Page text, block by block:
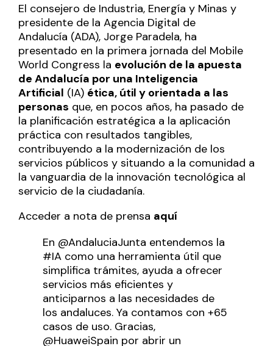
El consejero de Industria, Energía y Minas y
presidente de la Agencia Digital de
Andalucía (ADA), Jorge Paradela, ha
presentado en la primera jornada del Mobile
World Congress la evolución de la apuesta
de Andalucía por una Inteligencia
Artificial (IA) ética, útil y orientada a las
personas que, en pocos años, ha pasado de
la planificación estratégica a la aplicación
práctica con resultados tangibles,
contribuyendo a la modernización de los
servicios públicos y situando a la comunidad a
la vanguardia de la innovación tecnológica al
servicio de la ciudadanía.
Acceder a nota de prensa aquí
En @AndaluciaJunta entendemos la
#IA como una herramienta útil que
simplifica trámites, ayuda a ofrecer
servicios más eficientes y
anticiparnos a las necesidades de
los andaluces. Ya contamos con +65
casos de uso. Gracias,
@HuaweiSpain por abrir un